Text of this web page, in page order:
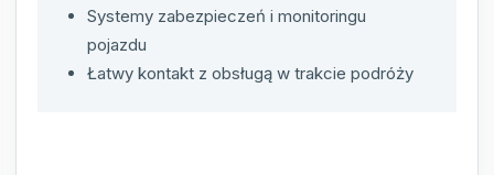
Systemy zabezpieczeń i monitoringu
pojazdu
Łatwy kontakt z obsługą w trakcie podróży